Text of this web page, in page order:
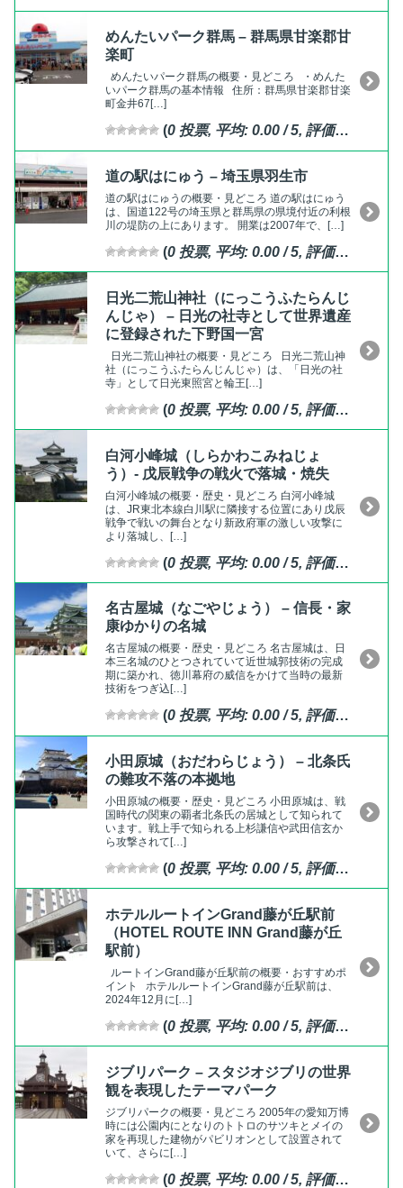
めんたいパーク群馬 – 群馬県甘楽郡甘
楽町
めんたいパーク群馬の概要・見どころ ・めんた
いパーク群馬の基本情報 住所：群馬県甘楽郡甘楽
町金井67[…]
(0 投票, 平均: 0.00/ 5, 評価済
道の駅はにゅう – 埼玉県羽生市
道の駅はにゅうの概要・見どころ 道の駅はにゅう
は、国道122号の埼玉県と群馬県の県境付近の利根
川の堤防の上にあります。 開業は2007年で、[…]
(0 投票, 平均: 0.00 / 5, 評価済
日光二荒山神社（にっこうふたらんじ
んじゃ） – 日光の社寺として世界遺産
に登録された下野国一宮
日光二荒山神社の概要・見どころ 日光二荒山神
社（にっこうふたらんじんじゃ）は、「日光の社
寺」として日光東照宮と輪王[…]
(0 投票, 平均: 0.00 / 5, 評価済
白河小峰城（しらかわこみねじょ
う）- 戊辰戦争の戦火で落城・焼失
白河小峰城の概要・歴史・見どころ 白河小峰城
は、JR東北本線白川駅に隣接する位置にあり戊辰
戦争で戦いの舞台となり新政府軍の激しい攻撃に
より落城し、[…]
(0 投票, 平均: 0.00 / 5, 評価済
名古屋城（なごやじょう） – 信長・家
康ゆかりの名城
名古屋城の概要・歴史・見どころ 名古屋城は、日
本三名城のひとつされていて近世城郭技術の完成
期に築かれ、徳川幕府の威信をかけて当時の最新
技術をつぎ込[…]
(0 投票, 平均: 0.00/ 5, 評価済
小田原城（おだわらじょう） – 北条氏
の難攻不落の本拠地
小田原城の概要・歴史・見どころ 小田原城は、戦
国時代の関東の覇者北条氏の居城として知られて
います。戦上手で知られる上杉謙信や武田信玄か
ら攻撃されて[…]
(0 投票, 平均: 0.00 / 5, 評価済
ホテルルートインGrand藤が丘駅前
（HOTEL ROUTE INN Grand藤が丘
駅前）
ルートインGrand藤が丘駅前の概要・おすすめポ
イント ホテルルートインGrand藤が丘駅前は、
2024年12月に[…]
(0 投票, 平均: 0.00 / 5, 評価済
ジブリパーク – スタジオジブリの世界
観を表現したテーマパーク
ジブリパークの概要・見どころ 2005年の愛知万博
時には公園内にとなりのトトロのサツキとメイの
家を再現した建物がパビリオンとして設置されて
いて、さらに[…]
(0 投票, 平均: 0.00 / 5, 評価済